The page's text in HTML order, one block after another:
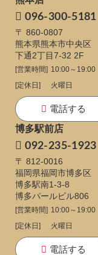
096-300-5181
〒 860-0807
熊本県熊本市中央区
下通2丁目7-32 2F
[営業時間] 10:00～19:00
[定休日]
火曜日
電話する
博多駅前店
092-235-1923
〒 812-0016
福岡県福岡市博多区
博多駅南1-3-8
博多パールビル806
[営業時間] 10:00～19:00
[定休日]
火曜日
電話する